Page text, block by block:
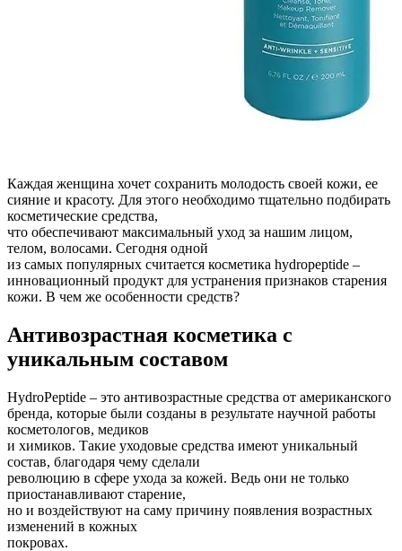
Каждая женщина хочет сохранить молодость своей кожи, ее
сияние и красоту. Для этого необходимо тщательно подбирать
косметические средства,
что обеспечивают максимальный уход за нашим лицом,
телом, волосами. Сегодня одной
из самых популярных считается косметика hydropeptide –
инновационный продукт для устранения признаков старения
кожи. В чем же особенности средств?
Антивозрастная косметика с
уникальным составом
HydroPeptide – это антивозрастные средства от американского
бренда, которые были созданы в результате научной работы
косметологов, медиков
и химиков. Такие уходовые средства имеют уникальный
состав, благодаря чему сделали
революцию в сфере ухода за кожей. Ведь они не только
приостанавливают старение,
но и воздействуют на саму причину появления возрастных
изменений в кожных
покровах.